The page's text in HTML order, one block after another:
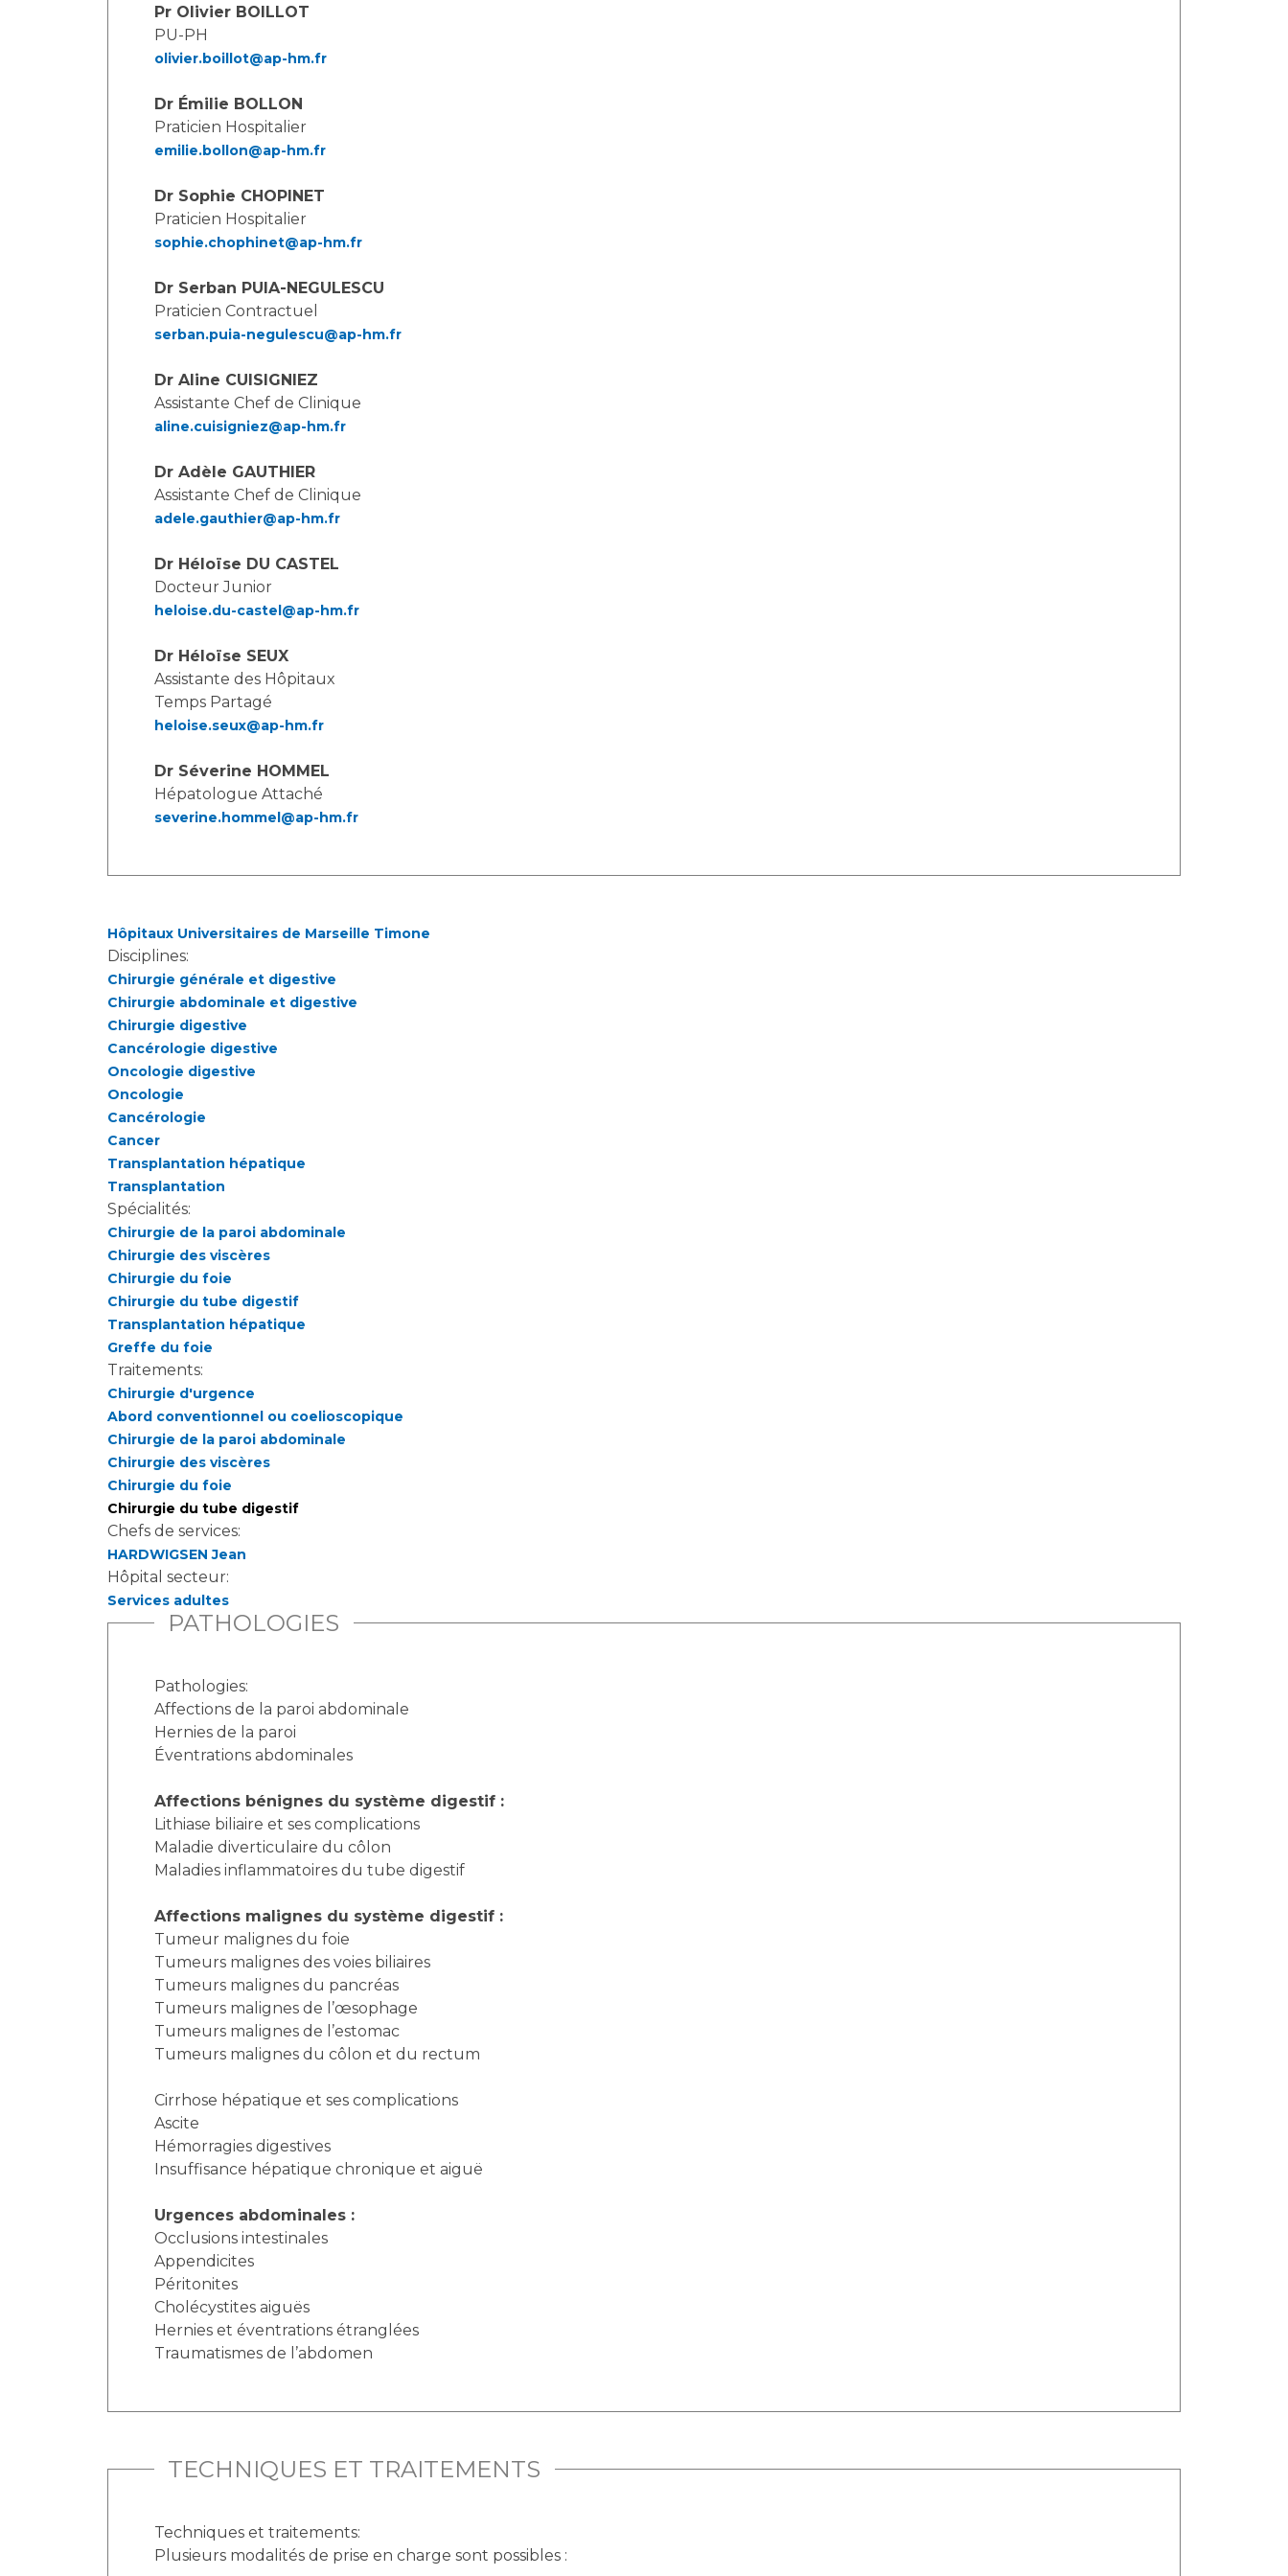
Laïcité et cultes
Les associations
Livret d'accueil
Transports sanitaires
Vos droits, vos devoirs
Les structures de recherche
Pr Olivier BOILLOT
PU-PH
olivier.boillot@ap-hm.fr
Dr Émilie BOLLON
Praticien Hospitalier
emilie.bollon@ap-hm.fr
Dr Sophie CHOPINET
Praticien Hospitalier
sophie.chophinet@ap-hm.fr
Dr Serban PUIA-NEGULESCU
Praticien Contractuel
serban.puia-negulescu@ap-hm.fr
Dr Aline CUISIGNIEZ
Assistante Chef de Clinique
aline.cuisigniez@ap-hm.fr
Dr Adèle GAUTHIER
Assistante Chef de Clinique
adele.gauthier@ap-hm.fr
Dr Héloïse DU CASTEL
Docteur Junior
heloise.du-castel@ap-hm.fr
Dr Héloïse SEUX
Assistante des Hôpitaux
Temps Partagé
heloise.seux@ap-hm.fr
Dr Séverine HOMMEL
Hépatologue Attaché
severine.hommel@ap-hm.fr
Hôpitaux Universitaires de Marseille Timone
Disciplines:
Chirurgie générale et digestive
Chirurgie abdominale et digestive
Chirurgie digestive
Cancérologie digestive
Oncologie digestive
Oncologie
Cancérologie
Cancer
Transplantation hépatique
Transplantation
Spécialités:
Chirurgie de la paroi abdominale
Chirurgie des viscères
Chirurgie du foie
Chirurgie du tube digestif
Transplantation hépatique
Greffe du foie
Traitements:
Chirurgie d'urgence
Abord conventionnel ou coelioscopique
Chirurgie de la paroi abdominale
Chirurgie des viscères
Chirurgie du foie
Chirurgie du tube digestif
Chefs de services:
HARDWIGSEN Jean
Hôpital secteur:
Services adultes
PATHOLOGIES
Pathologies:
Affections de la paroi abdominale
Hernies de la paroi
Éventrations abdominales
Affections bénignes du système digestif :
Lithiase biliaire et ses complications
Maladie diverticulaire du côlon
Maladies inflammatoires du tube digestif
Affections malignes du système digestif :
Tumeur malignes du foie
Tumeurs malignes des voies biliaires
Tumeurs malignes du pancréas
Tumeurs malignes de l’œsophage
Tumeurs malignes de l’estomac
Tumeurs malignes du côlon et du rectum
Cirrhose hépatique et ses complications
Ascite
Hémorragies digestives
Insuffisance hépatique chronique et aiguë
Urgences abdominales :
Occlusions intestinales
Appendicites
Péritonites
Cholécystites aiguës
Hernies et éventrations étranglées
Traumatismes de l’abdomen
TECHNIQUES ET TRAITEMENTS
Techniques et traitements:
Plusieurs modalités de prise en charge sont possibles :